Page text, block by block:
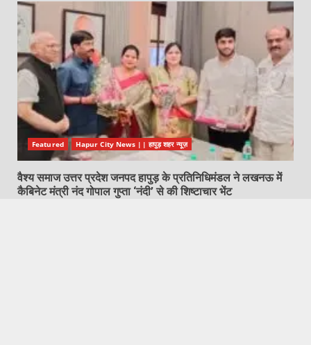
Featured Hapur City News || हापुड़ शहर न्यूज़
वैश्य समाज उत्तर प्रदेश जनपद हापुड़ के प्रतिनिधिमंडल ने लखनऊ में
कैबिनेट मंत्री नंद गोपाल गुप्ता ‘नंदी’ से की शिष्टाचार भेंट